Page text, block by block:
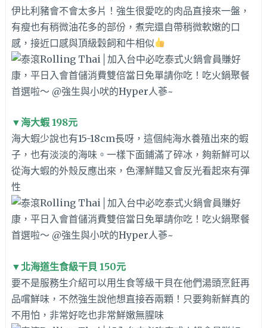
伊比利豬會不會太多片！強生很愛吃的肉品直接來一盤，
有瘦也有稍微油花多的部份，煮完還自帶稍微軟嫩的口
感，接近口感與頂級穀飼和牛相似
▼海大蝦 198元
海大蝦少說也有15-18cm長呀，這個純海水養殖出來的蝦
子，也有淡淡的海味。一樣下面鋪滿了碎冰，夠新鮮可以
從海大蝦的外殼反應出來，色澤鮮豔又會反光看起來有彈
性
▼ 北海道生食級干貝 150元
要不是服務生介紹可以用生食等級干貝在他們湯頭烹飪再
品嚐鮮味，不然強生說他想直接吞兩顆！只要夠新鮮真的
不用怕，非常好吃也非常鮮嫩無腥味